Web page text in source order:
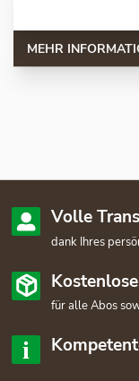
MEHR
Volle
dank Ihres
für alle Abos